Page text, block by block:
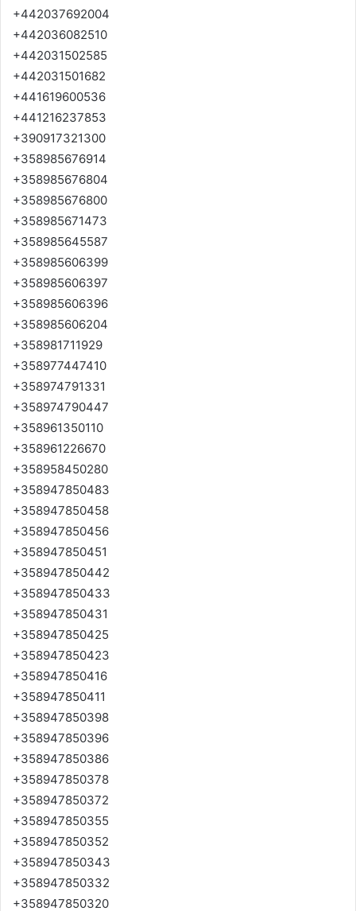
+442037692004
+442036082510
+442031502585
+442031501682
+441619600536
+441216237853
+390917321300
+358985676914
+358985676804
+358985676800
+358985671473
+358985645587
+358985606399
+358985606397
+358985606396
+358985606204
+358981711929
+358977447410
+358974791331
+358974790447
+358961350110
+358961226670
+358958450280
+358947850483
+358947850458
+358947850456
+358947850451
+358947850442
+358947850433
+358947850431
+358947850425
+358947850423
+358947850416
+358947850411
+358947850398
+358947850396
+358947850386
+358947850378
+358947850372
+358947850355
+358947850352
+358947850343
+358947850332
+358947850320